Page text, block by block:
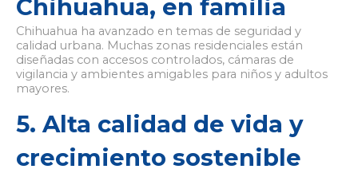
Chihuahua, en familia
Chihuahua ha avanzado en temas de seguridad y
calidad urbana. Muchas zonas residenciales están
diseñadas con accesos controlados, cámaras de
vigilancia y ambientes amigables para niños y adultos
mayores.
5. Alta calidad de vida y
crecimiento sostenible